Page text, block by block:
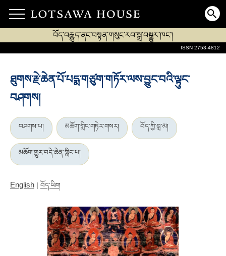
བོད་བརྒྱུད་ནང་བསྟན་གསུང་རབ་སྒྲ་བསྒྱུར་ཁང་།
ISSN 2753-4812
ཐུགས་རྗེ་ཆེན་པོ་པདྨ་གཙུག་གཏོར་ལས་བྱུང་བའི་ལྟུང་
བཤགས།
བཤགས་པ། མཆོག་གླིང་གཏེར་གསར། བོད་ཀྱི་བླ་མ།
མཆོག་གྱུར་བདེ་ཆེན་གླིང་པ།
English | བོད་ཡིག